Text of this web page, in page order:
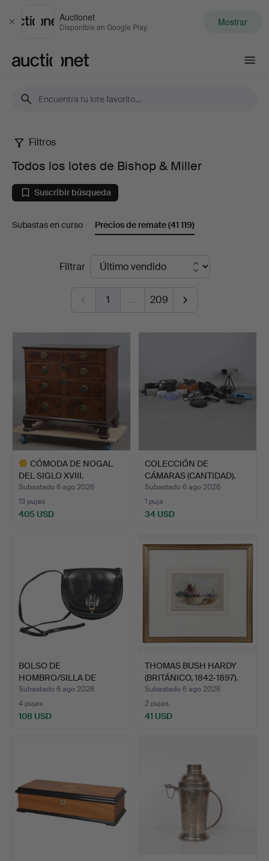
Cerrar
Auctionet
Disponible en Google Play Mostrar
Todos
los
lotes
de
Bishop
Filtros
Todos los lotes de Bishop & Miller
Suscribir búsqueda
Subastas en curso Precios de remate(41 119)
Filtrar
1 … 209
CÓMODA DE NOGAL
DEL SIGLO XVIII.
Subastado 6 ago 2026
13 pujas
405 USD
COLECCIÓN DE
CÁMARAS (CANTIDAD).
Subastado 6 ago 2026
1 puja
34 USD
BOLSO DE
HOMBRO/SILLA DE
MONTAR GUCCI DE L…
Subastado 6 ago 2026
4 pujas
108 USD
THOMAS BUSH HARDY
(BRITÁNICO, 1842-1897).
Subastado 6 ago 2026
2 pujas
41 USD